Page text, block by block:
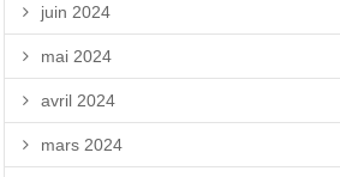
juin 2024
mai 2024
avril 2024
mars 2024